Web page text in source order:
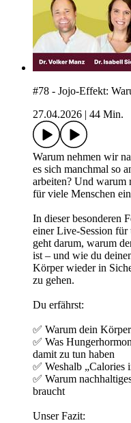
#78 - Jojo-Effekt:
27.04.2026
44 Min.
Warum nehmen wir
es sich manchmal so
arbeiten? Und warum
für viele Menschen
In dieser besonderen
einer Live-Session
geht darum, warum
ist – und wie du
Körper wieder in
zu gehen.
Du erfährst:
✅ Warum dein
✅ Was
damit zu tun haben
✅ Weshalb „Calories
✅ Warum
braucht
Unser Fazit: